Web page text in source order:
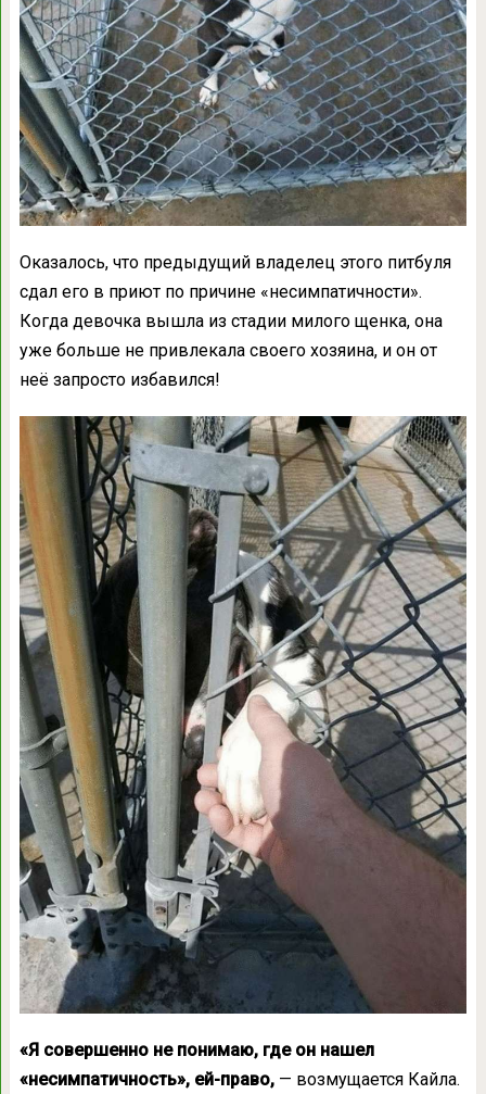
Оказалось, что предыдущий владелец этого питбуля
сдал его в приют по причине «несимпатичности».
Когда девочка вышла из стадии милого щенка, она
уже больше не привлекала своего хозяина, и он от
неё запросто избавился!
«Я совершенно не понимаю, где он нашел
«несимпатичность», ей-право,— возмущается Кайла.